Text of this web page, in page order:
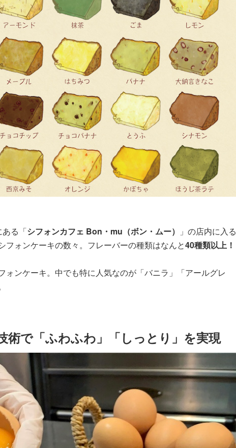
る「シフォンカフェ Bon・mu（ボン・ムー）
」の店内に入る
フォンケーキの数々。フレーバーの種類はなんと40種類以上！
ォンケーキ。中でも特に人気なのが「バニラ」「アールグレ
術で「ふわふわ」「しっとり」を実現